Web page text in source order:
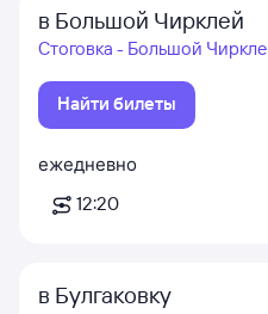
в Большой Чирклей
Стоговка - Большой
Найти билеты
ежедневно
12:20
в Булгаковку